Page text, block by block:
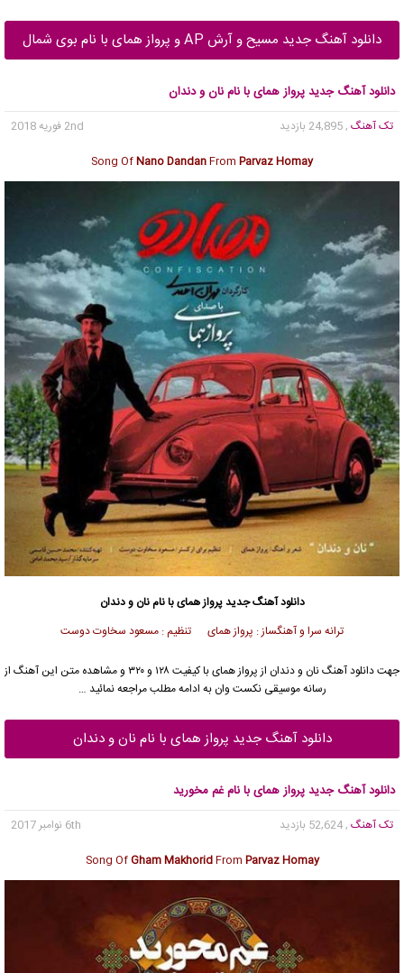
دانلود آهنگ جدید مسیح و آرش AP و پرواز همای با نام بوی شمال
دانلود آهنگ جدید پرواز همای با نام نان و دندان
تک آهنگ , 24,895 بازدید
2nd فوریه 2018
Song OfNano DandanFrom Parvaz Homay
دانلود آهنگ جدیدپرواز همایبا نام نان و دندان
ترانه سرا و آهنگساز : پرواز همای تنظیم : مسعود سخاوت دوست
جهت دانلود آهنگ نان و دندان از پرواز همای
با کیفیت ۱۲۸ و ۳۲۰ و مشاهده متن این آهنگ از
رسانه موسیقی نکست وان به ادامه مطلب مراجعه نمائید …
دانلود آهنگ جدید پرواز همای با نام نان و دندان
دانلود آهنگ جدید پرواز همای با نام غم مخورید
تک آهنگ , 52,624 بازدید
6th نوامبر 2017
Song OfGham MakhoridFrom Parvaz Homay